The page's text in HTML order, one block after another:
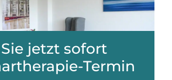
jetzt sofort
Termin